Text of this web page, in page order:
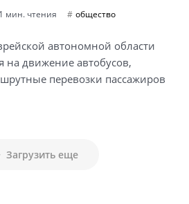
1 мин. чтения общество
автономной области
на движение автобусов,
перевозки пассажиров
Загрузить еще